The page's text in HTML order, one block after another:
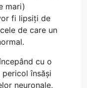
mari)
fi lipsiți de
de care un
cu o
însăși
neuronale,